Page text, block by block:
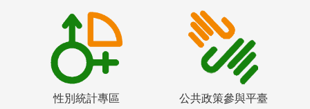
性別統計專區 公共政策參與平臺